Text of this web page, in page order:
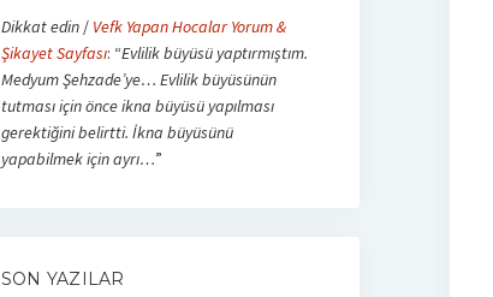
Dikkat edin/ Vefk Yapan Hocalar Yorum &
Şikayet Sayfası: “Evlilik büyüsü yaptırmıştım.
Medyum Şehzade’ye… Evlilik büyüsünün
tutması için önce ikna büyüsü yapılması
gerektiğini belirtti. İkna büyüsünü
yapabilmek için ayrı…”
SON YAZILAR